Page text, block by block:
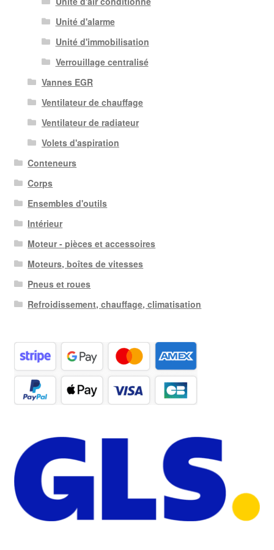
Unité d'alarme
Unité d'immobilisation
Verrouillage centralisé
Vannes EGR
Ventilateur de chauffage
Ventilateur de radiateur
Volets d'aspiration
Conteneurs
Corps
Ensembles d'outils
Intérieur
Moteur - pièces et accessoires
Moteurs, boîtes de vitesses
Pneus et roues
Refroidissement, chauffage, climatisation